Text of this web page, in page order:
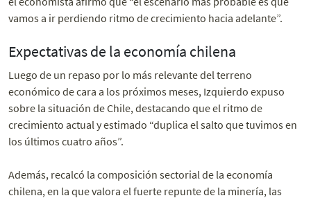
vamos a ir perdiendo ritmo de crecimiento hacia adelante”.
Expectativas de la economía chilena
Luego de un repaso por lo más relevante del terreno
económico de cara a los próximos meses, Izquierdo expuso
sobre la situación de Chile, destacando que el ritmo de
crecimiento actual y estimado “duplica el salto que tuvimos en
los últimos cuatro años”.
Además, recalcó la composición sectorial de la economía
chilena, en la que valora el fuerte repunte de la minería, las